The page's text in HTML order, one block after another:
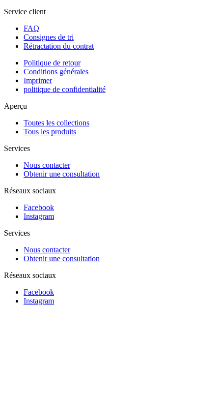
Service client
FAQ
Consignes de tri
Rétractation du contrat
Politique de retour
Conditions générales
Imprimer
politique de confidentialité
Aperçu
Toutes les collections
Tous les produits
Services
Nous contacter
Obtenir une consultation
Réseaux sociaux
Facebook
Instagram
Services
Nous contacter
Obtenir une consultation
Réseaux sociaux
Facebook
Instagram